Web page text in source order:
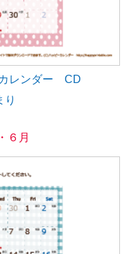
カレンダー CD
６月